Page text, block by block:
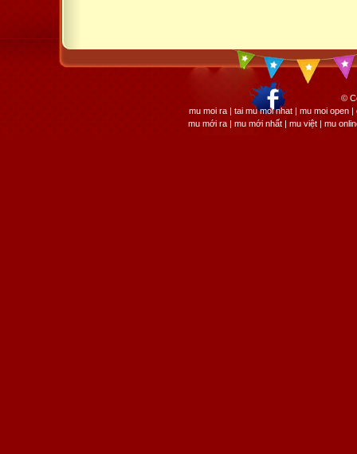
©
mu moi ra | tai mu moi nhat | mu moi open
mu mới ra | mu mới nhất | mu việt | mu